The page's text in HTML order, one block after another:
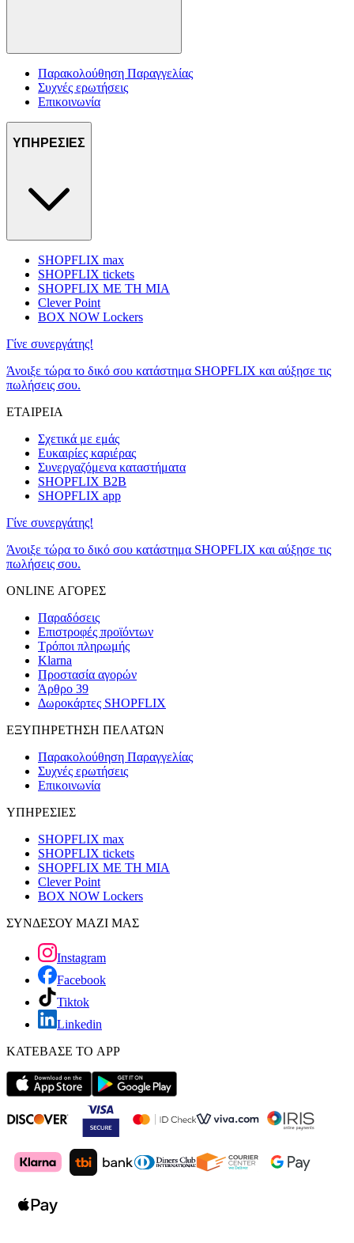
Παρακολούθηση Παραγγελίας
Συχνές ερωτήσεις
Επικοινωνία
ΥΠΗΡΕΣΙΕΣ
SHOPFLIX max
SHOPFLIX tickets
SHOPFLIX ΜΕ ΤΗ ΜΙΑ
Clever Point
BOX NOW Lockers
Γίνε συνεργάτης!
Άνοιξε τώρα το δικό σου κατάστημα SHOPFLIX και αύξησε τις
πωλήσεις σου.
ΕΤΑΙΡΕΙΑ
Σχετικά με εμάς
Ευκαιρίες καριέρας
Συνεργαζόμενα καταστήματα
SHOPFLIX B2B
SHOPFLIX app
Γίνε συνεργάτης!
Άνοιξε τώρα το δικό σου κατάστημα SHOPFLIX και αύξησε τις
πωλήσεις σου.
ONLINE ΑΓΟΡΕΣ
Παραδόσεις
Επιστροφές προϊόντων
Τρόποι πληρωμής
Klarna
Προστασία αγορών
Άρθρο 39
Δωροκάρτες SHOPFLIX
ΕΞΥΠΗΡΕΤΗΣΗ ΠΕΛΑΤΩΝ
Παρακολούθηση Παραγγελίας
Συχνές ερωτήσεις
Επικοινωνία
ΥΠΗΡΕΣΙΕΣ
SHOPFLIX max
SHOPFLIX tickets
SHOPFLIX ΜΕ ΤΗ ΜΙΑ
Clever Point
BOX NOW Lockers
ΣΥΝΔΕΣΟΥ ΜΑΖΙ ΜΑΣ
Instagram
Facebook
Tiktok
Linkedin
ΚΑΤΕΒΑΣΕ ΤΟ APP